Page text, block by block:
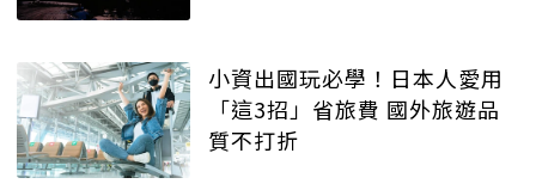
小資出國玩必學！日本人愛用
「這3招」省旅費 國外旅遊品
質不打折